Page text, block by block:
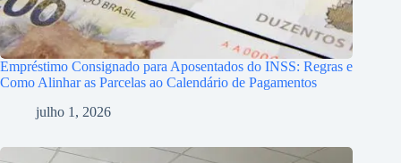
Empréstimo Consignado para Aposentados do INSS: Regras e
Como Alinhar as Parcelas ao Calendário de Pagamentos
julho 1, 2026